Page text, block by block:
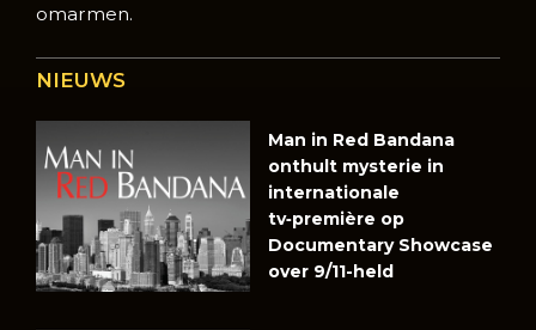
omarmen.
NIEUWS
Man in Red Bandana
onthult mysterie in
internationale
tv‑première op
Documentary Showcase
over 9/11-held